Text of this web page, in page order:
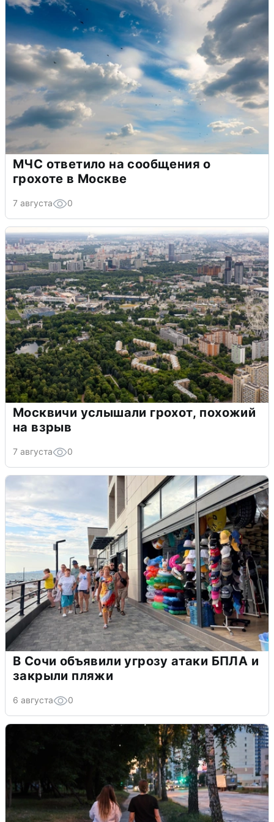
МЧС ответило на сообщения о
грохоте в Москве
7 августа 0
Москвичи услышали грохот, похожий
на взрыв
7 августа 0
В Сочи объявили угрозу атаки БПЛА и
закрыли пляжи
6 августа 0